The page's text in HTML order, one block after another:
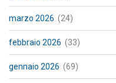
marzo 2026 (24)
febbraio 2026 (33)
gennaio 2026 (69)